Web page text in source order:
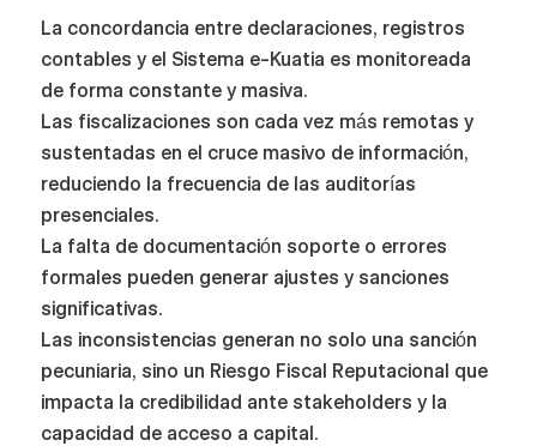
La concordancia entre declaraciones, registros
contables y el Sistema e-Kuatia es monitoreada
de forma constante y masiva.
Las fiscalizaciones son cada vez más remotas y
sustentadas en el cruce masivo de información,
reduciendo la frecuencia de las auditorías
presenciales.
La falta de documentación soporte o errores
formales pueden generar ajustes y sanciones
significativas.
Las inconsistencias generan no solo una sanción
pecuniaria, sino un Riesgo Fiscal Reputacional que
impacta la credibilidad ante stakeholders y la
capacidad de acceso a capital.